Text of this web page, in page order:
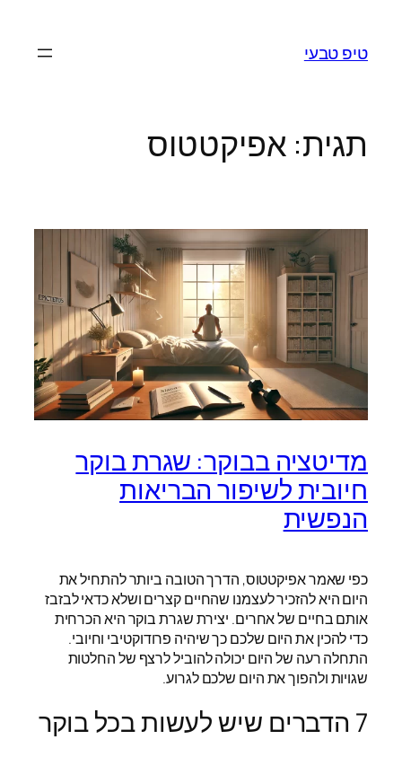
טיפ טבעי
תגית: אפיקטטוס
מדיטציה בבוקר: שגרת בוקר
חיובית לשיפור הבריאות
הנפשית
כפי שאמר אפיקטטוס, הדרך הטובה ביותר להתחיל את
היום היא להזכיר לעצמנו שהחיים קצרים ושלא כדאי לבזבז
אותם בחיים של אחרים. יצירת שגרת בוקר היא הכרחית
כדי להכין את היום שלכם כך שיהיה פרודוקטיבי וחיובי.
התחלה רעה של היום יכולה להוביל לרצף של החלטות
שגויות ולהפוך את היום שלכם לגרוע.
7 הדברים שיש לעשות בכל בוקר